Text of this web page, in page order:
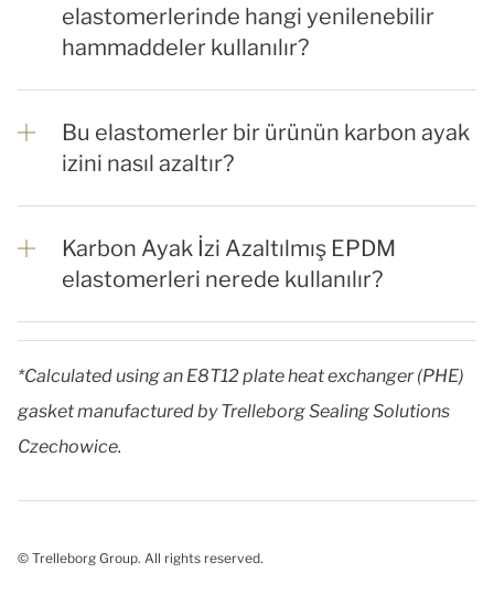
elastomerlerinde hangi yenilenebilir
hammaddeler kullanılır?
Bu elastomerler bir ürünün karbon ayak
izini nasıl azaltır?
Karbon Ayak İzi Azaltılmış EPDM
elastomerleri nerede kullanılır?
*Calculated using an E8T12 plate heat exchanger (PHE)
gasket manufactured by Trelleborg Sealing Solutions
Czechowice.
© Trelleborg Group. All rights reserved.